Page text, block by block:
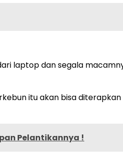
laptop dan segala
itu akan bisa
Pelantikannya !